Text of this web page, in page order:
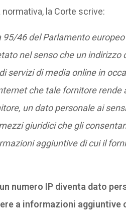
la Corte scrive:
46 del Parlamento
nel senso che un indirizzo
servizi di media online in
che tale fornitore rende
un dato personale ai
giuridici che gli
aggiuntive di cui il
un numero IP diventa dato
a informazioni aggiuntive